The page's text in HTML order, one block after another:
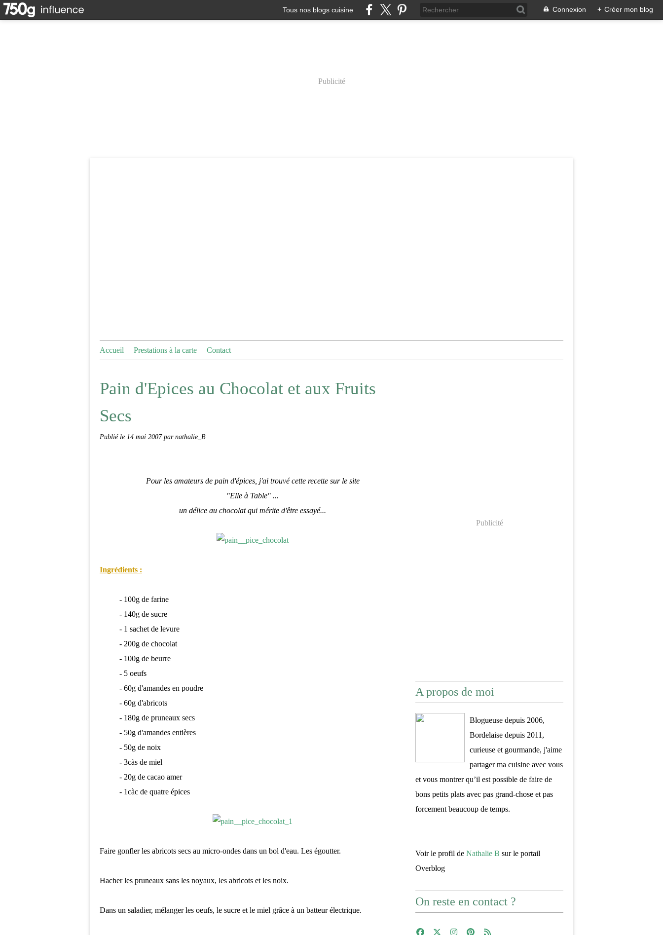
Tous nos blogs cuisine Connexion + Créer mon blog
Publicité
Accueil Prestations à la carte Contact
Pain d'Epices au Chocolat et aux Fruits
Secs
Publié le 14 mai 2007par nathalie_B
Pour les amateurs de pain d'épices, j'ai trouvé cette recette sur le site
"Elle à Table" ...
un délice au chocolat qui mérite d'être essayé...
Ingrédients :
- 100g de farine
- 140g de sucre
- 1 sachet de levure
- 200g de chocolat
- 100g de beurre
- 5 oeufs
- 60g d'amandes en poudre
- 60g d'abricots
- 180g de pruneaux secs
- 50g d'amandes entières
- 50g de noix
- 3càs de miel
- 20g de cacao amer
- 1càc de quatre épices
Faire gonfler les abricots secs au micro-ondes dans un bol d'eau. Les égoutter.
Hacher les pruneaux sans les noyaux, les abricots et les noix.
Dans un saladier, mélanger les oeufs, le sucre et le miel grâce à un batteur électrique.
Publicité
A propos de moi
Blogueuse depuis 2006,
Bordelaise depuis 2011,
curieuse et gourmande, j'aime
partager ma cuisine avec vous
et vous montrer qu’il est possible de faire de
bons petits plats avec pas grand-chose et pas
forcement beaucoup de temps.
Voir le profil de Nathalie B sur le portail
Overblog
On reste en contact ?